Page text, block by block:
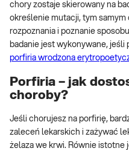
chory zostaje skierowany na
określenie mutacji, tym
rozpoznania i poznanie
badanie jest wykonywane, jeśli
porfiria wrodzona
Porfiria – jak
choroby?
Jeśli chorujesz na porfirię,
zaleceń lekarskich i zażywać
żelaza we krwi. Równie istotne